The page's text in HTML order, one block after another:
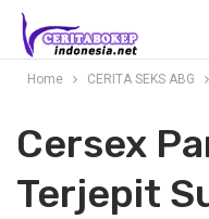
Home CERITA SEKS ABG
Cersex
Terjepit